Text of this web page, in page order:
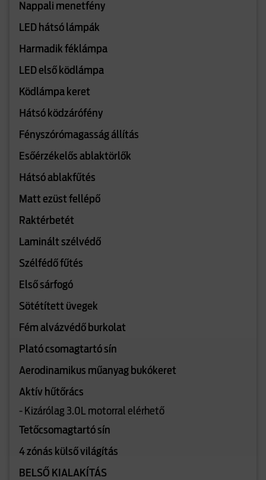
Nappali menetfény
LED hátsó lámpák
Harmadik féklámpa
LED első ködlámpa
Ködlámpa keret
Hátsó ködzárófény
Fényszórómagasság állítás
Esőérzékelős ablaktörlők
Hátsó ablakfűtés
Matt ezüst fellépő
Raktérbetét
Laminált szélvédő
Szélfédő fűtés
Első sárfogó
Sötétített üvegek
Fém alvázvédő burkolat
Plató csomagtartó sín
Aerodinamikus műanyag bukókeret
Aktív hűtőrács
- Kizárólag 3.0L motorral elérhető
Tetőcsomagtartó sín
4 zónás külső világítás
BELSŐ KIALAKÍTÁS